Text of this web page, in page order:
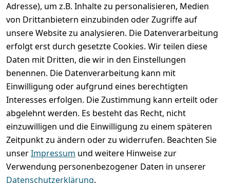
Adresse), um z.B. Inhalte zu personalisieren, Medien
von Drittanbietern einzubinden oder Zugriffe auf
unsere Website zu analysieren. Die Datenverarbeitung
erfolgt erst durch gesetzte Cookies. Wir teilen diese
Daten mit Dritten, die wir in den Einstellungen
benennen. Die Datenverarbeitung kann mit
Einwilligung oder aufgrund eines berechtigten
Interesses erfolgen. Die Zustimmung kann erteilt oder
abgelehnt werden. Es besteht das Recht, nicht
einzuwilligen und die Einwilligung zu einem späteren
Zeitpunkt zu ändern oder zu widerrufen. Beachten Sie
unserImpressum und weitere Hinweise zur
Verwendung personenbezogener Daten in unserer
Datenschutzerklärung.
Rechtliches
Impressum
Datenschutze
rklärung
Batterieentsor
gung
Widerrufsrec
Services
Kontakt
Registrieren
Zahlung und
Versand
Umtausch /
Reklamation
Wir
versenden
mit
Folgt uns
gern auf
Zahle
bequem per